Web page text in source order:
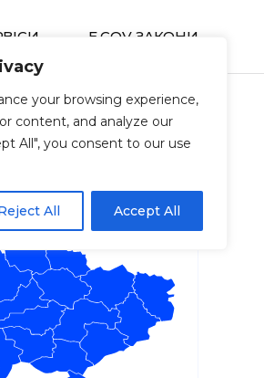
your browsing experience,
content, and analyze our
All", you consent to our use
All Accept All
E GOV ЗАКОНИ